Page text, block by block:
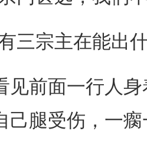
宗主在能出什
前面一行人身
己腿受伤，一